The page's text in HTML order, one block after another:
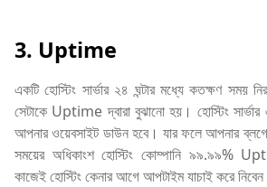
3. Uptime
একটি হোস্টিং সার্ভার ২৪ ঘন্টার মধ্যে কতক্ষণ সময়
সেটাকে Uptime দ্বারা বুঝানো হয়। হোস্টিং
আপনার ওয়েবসাইট ডাউন হবে। যার ফলে আপনার ব্লগের
সময়ের অধিকাংশ হোস্টিং কোম্পানি ৯৯.৯৯%
কাজেই হোস্টিং কেনার আগে আপটাইম যাচাই করে